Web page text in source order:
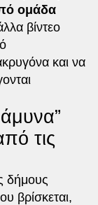
ομάδα
βίντεο
και να
τις
δήμους
βρίσκεται,